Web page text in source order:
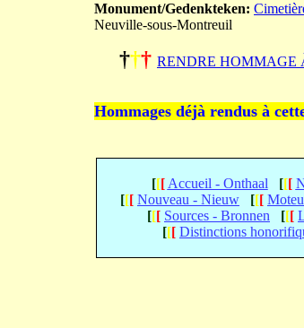
Monument/Gedenkteken:
Neuville-sous-Montreuil
††† RENDRE HOMMAGE
Hommages déjà rendus à
[[[ Accueil - Onthaal [[[
[[[ Nouveau - Nieuw [[[
[[[ Sources - Bronnen [[[
[[[ Distinctions